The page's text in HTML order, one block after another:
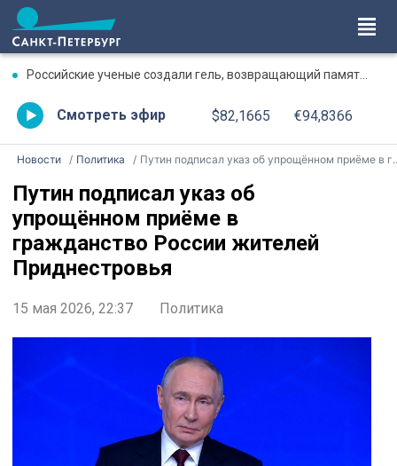
Российские ученые создали гель, возвращающий память после травмы
Смотреть эфир $82,1665 €94,8366
Новости Политика Путин подписал указ об упрощённом приёме в гражданство России жителей Приднестровья
Путин подписал указ об
упрощённом приёме в
гражданство России жителей
Приднестровья
15 мая 2026, 22:37 Политика